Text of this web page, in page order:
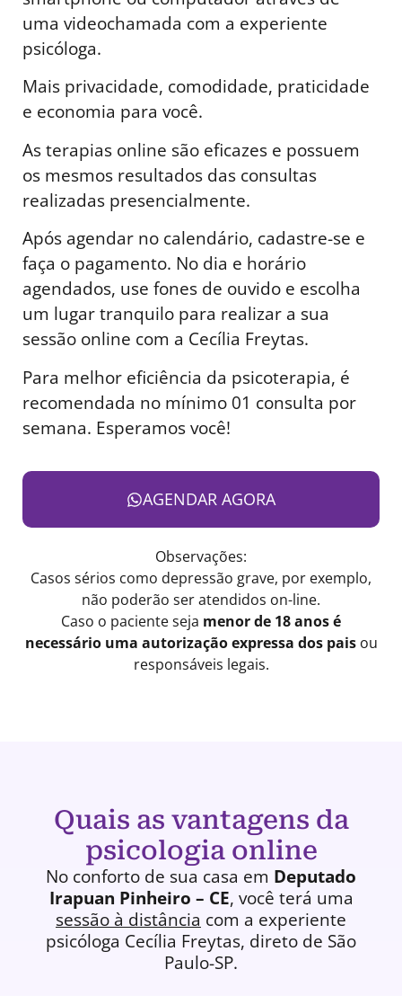
uma videochamada com a experiente
psicóloga.
Mais privacidade, comodidade, praticidade
e economia para você.
As terapias online são eficazes e possuem
os mesmos resultados das consultas
realizadas presencialmente.
Após agendar no calendário, cadastre-se e
faça o pagamento. No dia e horário
agendados, use fones de ouvido e escolha
um lugar tranquilo para realizar a sua
sessão online com a Cecília Freytas.
Para melhor eficiência da psicoterapia, é
recomendada no mínimo 01 consulta por
semana. Esperamos você!
AGENDAR AGORA
Observações:
Casos sérios como depressão grave, por exemplo,
não poderão ser atendidos on-line.
Caso o paciente seja menor de 18 anos é
necessário uma autorização expressa dos paisou
responsáveis legais.
Quais as vantagens da
psicologia online
No conforto de sua casa em Deputado
Irapuan Pinheiro – CE, você terá uma
sessão à distância com a experiente
psicóloga Cecília Freytas, direto de São
Paulo-SP.